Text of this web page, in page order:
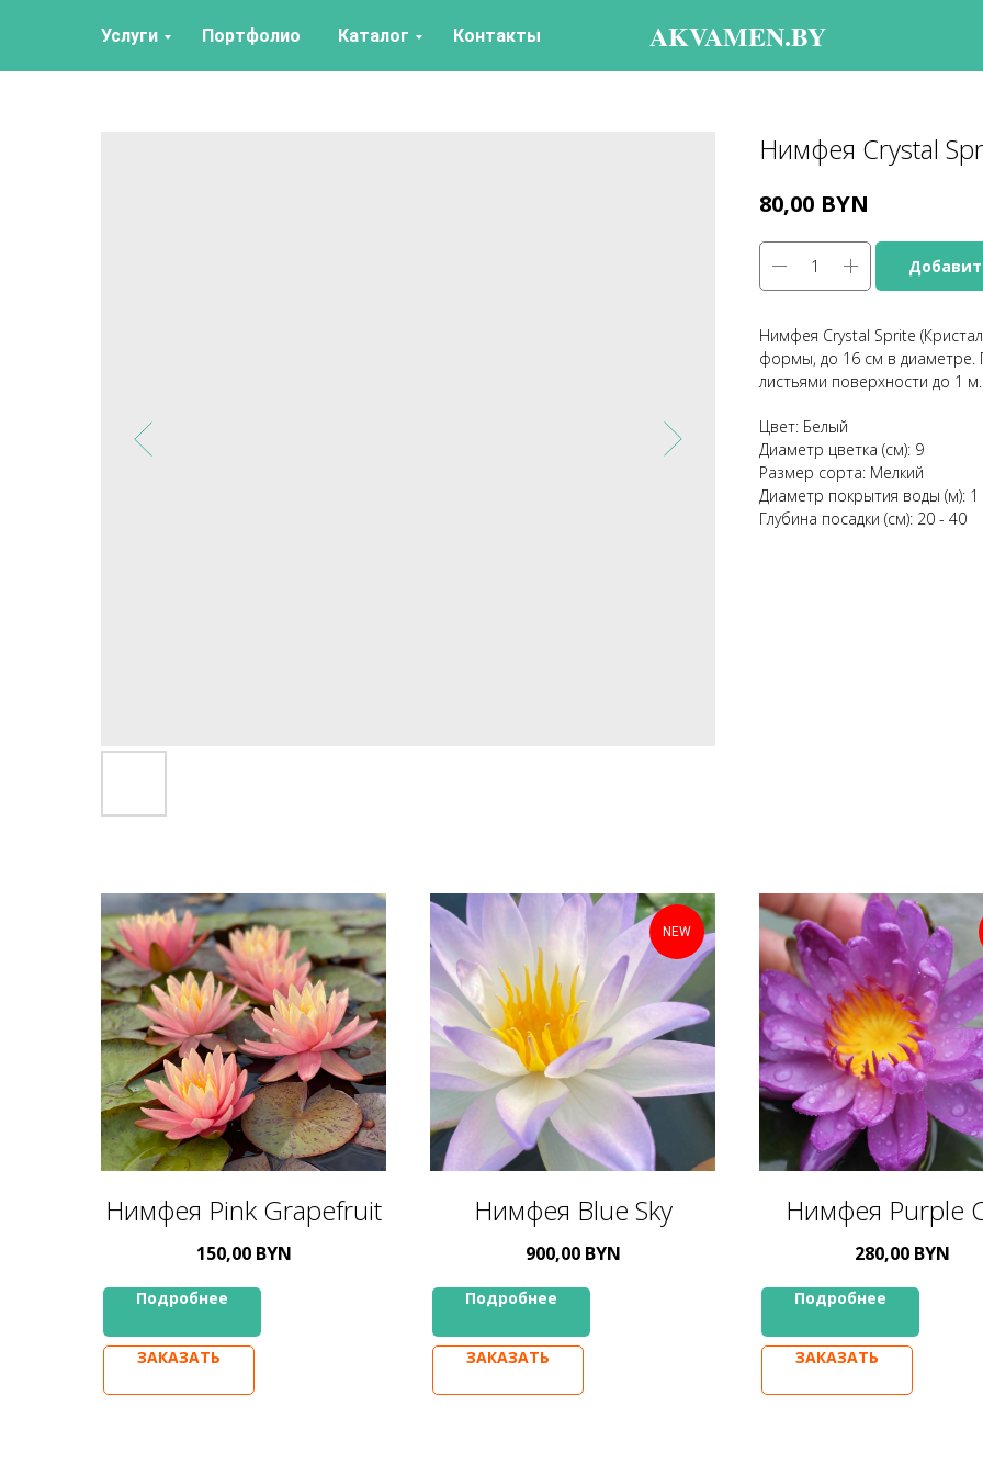
AKVAMEN.BY
Услуги Портфолио Каталог Контакты
Нимфея Crystal
80,00 BYN
Нимфея Crystal Sprite
формы, до 16 см в диаметре.
листьями поверхности до 1 м.
Цвет: Белый
Диаметр цветка (см): 9
Размер сорта: Мелкий
Диаметр покрытия воды (м): 1
Глубина посадки (см): 20 - 40
Нимфея Pink Grapefruit
150,00 BYN
Подробнее
ЗАКАЗАТЬ
NEW
Нимфея Blue Sky
900,00 BYN
Подробнее
ЗАКАЗАТЬ
Нимфея Purple
280,00 BYN
Подробнее
ЗАКАЗАТЬ